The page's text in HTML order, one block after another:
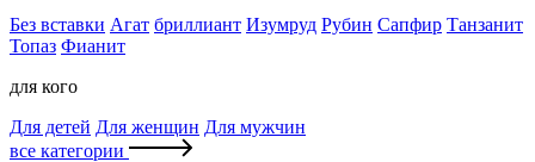
Без вставки Агат бриллиант Изумруд Рубин Сапфир Танзанит
Топаз Фианит
для кого
Для детей Для женщин Для мужчин
все категории